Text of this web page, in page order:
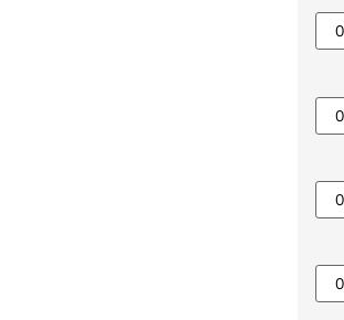
pack
för
för
för
Gold